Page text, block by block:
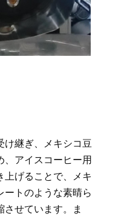
け継ぎ、メキシコ豆
、アイスコーヒー用
上げることで、メキ
ートのような素晴ら
させています。ま